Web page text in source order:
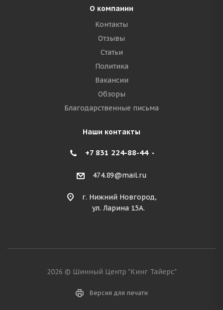
О компании
Контакты
Отзывы
Статьи
Политика
Вакансии
Обзоры
Благодарственные письма
Наши контакты
+7 831 224-88-44
474.89@mail.ru
г. Нижний Новгород,
ул. Ларина 15А.
2026 © Шинный Центр "Кинг Тайерс"
Версия для печати